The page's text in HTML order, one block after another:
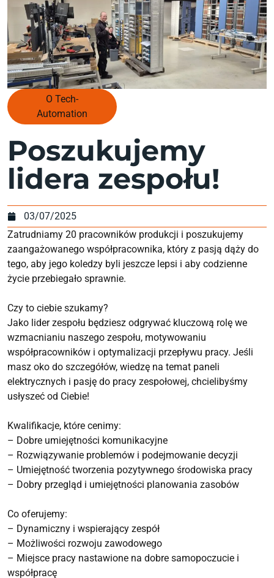
O Tech-
Automation
Poszukujemy
lidera zespołu!
03/07/2025
Zatrudniamy 20 pracowników produkcji i poszukujemy
zaangażowanego współpracownika, który z pasją dąży do
tego, aby jego koledzy byli jeszcze lepsi i aby codzienne
życie przebiegało sprawnie.
Czy to ciebie szukamy?
Jako lider zespołu będziesz odgrywać kluczową rolę we
wzmacnianiu naszego zespołu, motywowaniu
współpracowników i optymalizacji przepływu pracy. Jeśli
masz oko do szczegółów, wiedzę na temat paneli
elektrycznych i pasję do pracy zespołowej, chcielibyśmy
usłyszeć od Ciebie!
Kwalifikacje, które cenimy:
– Dobre umiejętności komunikacyjne
– Rozwiązywanie problemów i podejmowanie decyzji
– Umiejętność tworzenia pozytywnego środowiska pracy
– Dobry przegląd i umiejętności planowania zasobów
Co oferujemy:
– Dynamiczny i wspierający zespół
– Możliwości rozwoju zawodowego
– Miejsce pracy nastawione na dobre samopoczucie i
współpracę